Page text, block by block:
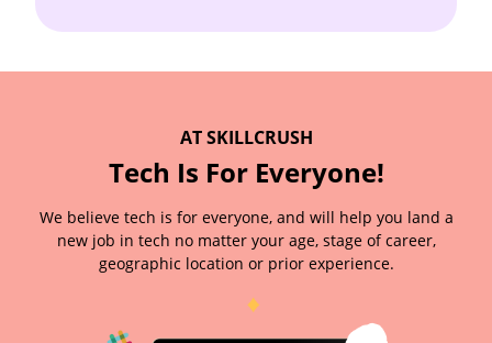
AT SKILLCRUSH
Tech Is For Everyone!
We believe tech is for everyone, and will help you land a
new job in tech no matter your age, stage of career,
geographic location or prior experience.